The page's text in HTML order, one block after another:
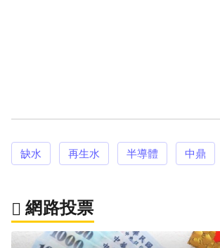
缺水 再生水 半導體 中鼎
網路投票